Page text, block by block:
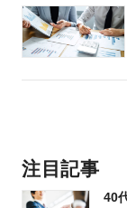
注目記事
40